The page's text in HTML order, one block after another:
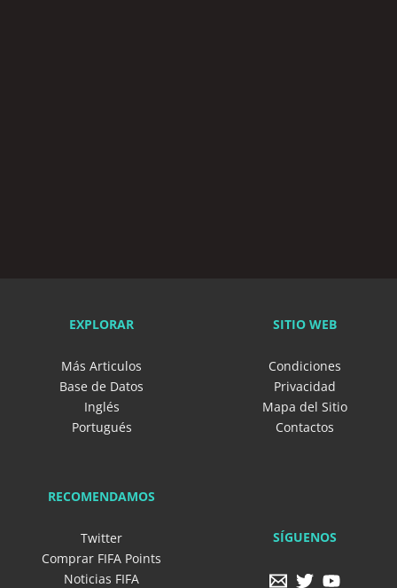
EXPLORAR
Más Articulos
Base de Datos
Inglés
Portugués
SITIO WEB
Condiciones
Privacidad
Mapa del Sitio
Contactos
RECOMENDAMOS
Twitter
Comprar FIFA Points
Noticias FIFA
SÍGUENOS